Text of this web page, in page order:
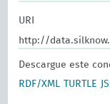
URI
http://
Descargue este
RDF/XML
TURTLE